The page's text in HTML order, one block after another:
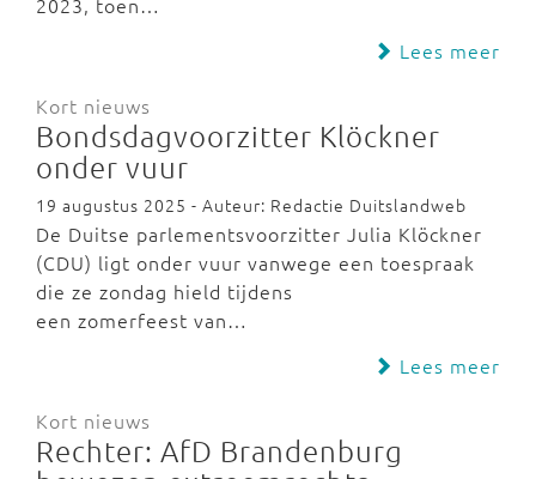
Lees meer
Kort nieuws
Bondsdagvoorzitter Klöckner
onder vuur
19 augustus 2025 - Auteur: Redactie Duitslandweb
De Duitse parlementsvoorzitter Julia Klöckner
(CDU) ligt onder vuur vanwege een toespraak
die ze zondag hield tijdens
een zomerfeest van…
Lees meer
Kort nieuws
Rechter: AfD Brandenburg